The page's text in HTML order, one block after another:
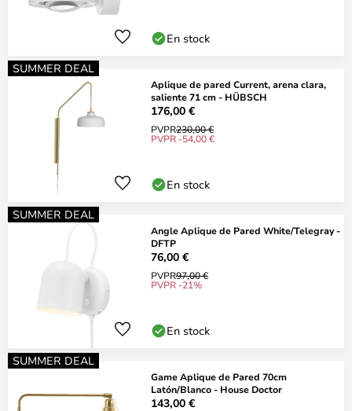
En stock
SUMMER DEAL
Aplique de pared Current, arena clara,
saliente 71 cm - HÜBSCH
176,00 €
PVPR230,00 €
PVPR -54,00 €
En stock
SUMMER DEAL
Angle Aplique de Pared White/Telegray -
DFTP
76,00 €
PVPR97,00 €
PVPR -21%
En stock
SUMMER DEAL
Game Aplique de Pared 70cm
Latón/Blanco - House Doctor
143,00 €